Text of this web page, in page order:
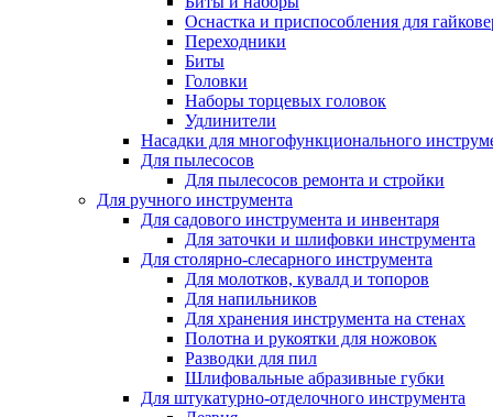
Оснастка и приспособления для
Переходники
Биты
Головки
Наборы торцевых головок
Удлинители
Насадки для многофункционального
Для пылесосов
Для пылесосов ремонта и стройки
Для ручного инструмента
Для садового инструмента и инвентаря
Для заточки и шлифовки инструмента
Для столярно-слесарного инструмента
Для молотков, кувалд и топоров
Для напильников
Для хранения инструмента на стенах
Полотна и рукоятки для ножовок
Разводки для пил
Шлифовальные абразивные губки
Для штукатурно-отделочного инструмента